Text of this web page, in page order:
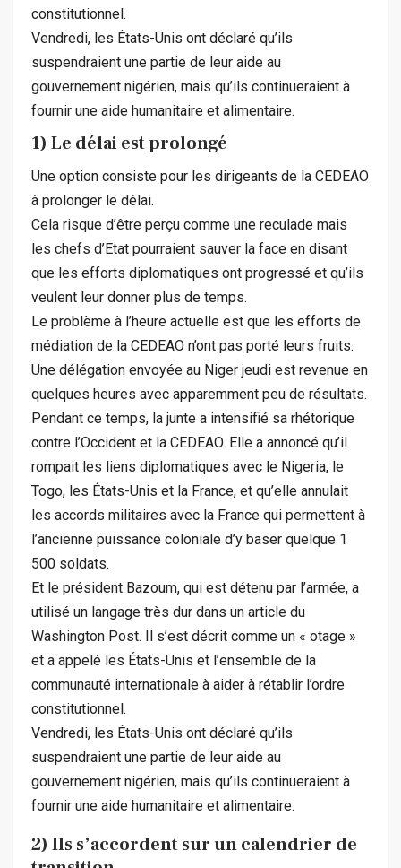
constitutionnel.
Vendredi, les États-Unis ont déclaré qu’ils
suspendraient une partie de leur aide au
gouvernement nigérien, mais qu’ils continueraient à
fournir une aide humanitaire et alimentaire.
1) Le délai est prolongé
Une option consiste pour les dirigeants de la CEDEAO
à prolonger le délai.
Cela risque d’être perçu comme une reculade mais
les chefs d’Etat pourraient sauver la face en disant
que les efforts diplomatiques ont progressé et qu’ils
veulent leur donner plus de temps.
Le problème à l’heure actuelle est que les efforts de
médiation de la CEDEAO n’ont pas porté leurs fruits.
Une délégation envoyée au Niger jeudi est revenue en
quelques heures avec apparemment peu de résultats.
Pendant ce temps, la junte a intensifié sa rhétorique
contre l’Occident et la CEDEAO. Elle a annoncé qu’il
rompait les liens diplomatiques avec le Nigeria, le
Togo, les États-Unis et la France, et qu’elle annulait
les accords militaires avec la France qui permettent à
l’ancienne puissance coloniale d’y baser quelque 1
500 soldats.
Et le président Bazoum, qui est détenu par l’armée, a
utilisé un langage très dur dans un article du
Washington Post. Il s’est décrit comme un « otage »
et a appelé les États-Unis et l’ensemble de la
communauté internationale à aider à rétablir l’ordre
constitutionnel.
Vendredi, les États-Unis ont déclaré qu’ils
suspendraient une partie de leur aide au
gouvernement nigérien, mais qu’ils continueraient à
fournir une aide humanitaire et alimentaire.
2) Ils s’accordent sur un calendrier de